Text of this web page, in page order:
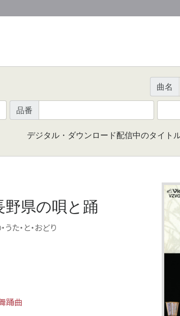
曲名
品番
デジタル・ダウンロード配信中のタイト
県の唄と踊
た・と・おどり
踊曲